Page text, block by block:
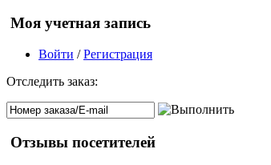
Моя учетная запись
Войти /Регистрация
Отследить заказ:
Отзывы посетителей